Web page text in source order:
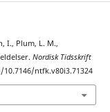
I., Plum, L. M.,
Nordisk Tidsskrift
ntfk.v80i3.71324